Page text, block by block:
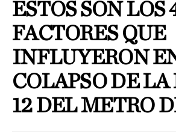
ESTOS SON LOS
FACTORES QUE
INFLUYERON
COLAPSO DE
12 DEL METRO